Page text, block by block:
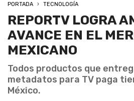
PORTADA TECNOLOGÍA
REPORTV LOGRA
AVANCE EN EL
MEXICANO
Todos productos que
metadatos para TV paga
México.